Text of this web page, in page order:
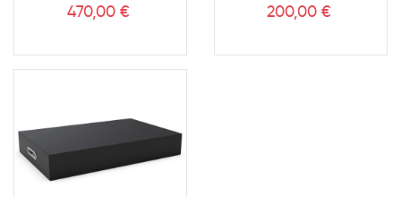
Prezzo
470,00 € Prezzo
200,00 €